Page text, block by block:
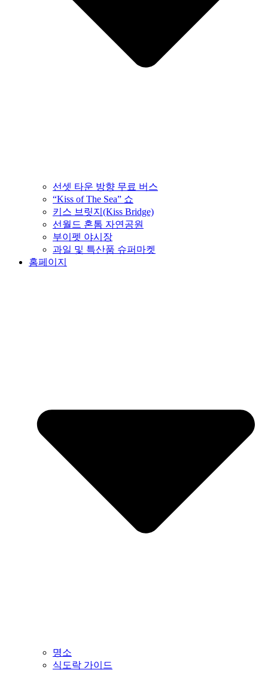
선셋 타운 방향 무료 버스
“Kiss of The Sea” 쇼
키스 브릿지(Kiss Bridge)
선월드 혼톰 자연공원
부이펫 야시장
과일 및 특산품 슈퍼마켓
홈페이지
명소
식도락 가이드